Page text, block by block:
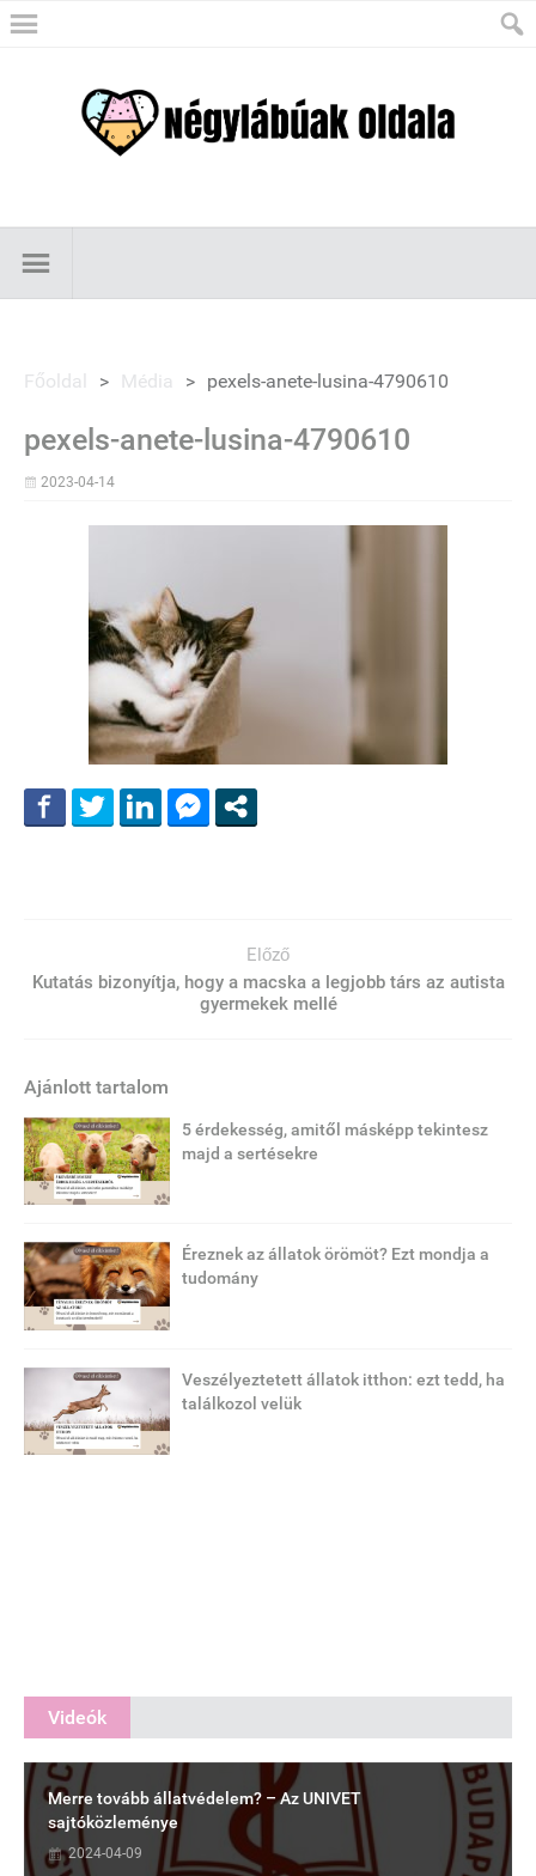
Főoldal > Média > pexels-anete-lusina-4790610
pexels-anete-lusina-4790610
2023-04-14
Előző
Kutatás bizonyítja, hogy a macska a legjobb társ az autista
gyermekek mellé
Ajánlott tartalom
5 érdekesség, amitől másképp tekintesz
majd a sertésekre
Éreznek az állatok örömöt? Ezt mondja a
tudomány
Veszélyeztetett állatok itthon: ezt tedd, ha
találkozol velük
Videók
Merre tovább állatvédelem? – Az UNIVET
sajtóközleménye
2024-04-09